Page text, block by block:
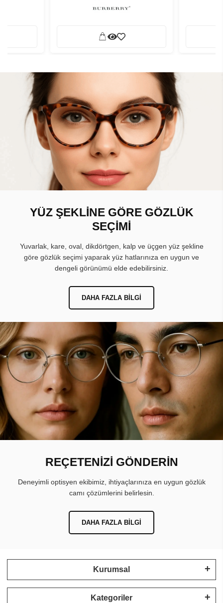
YÜZ ŞEKLİNE GÖRE GÖZLÜK
SEÇİMİ
Yuvarlak, kare, oval, dikdörtgen, kalp ve üçgen yüz şekline
göre gözlük seçimi yaparak yüz hatlarınıza en uygun ve
dengeli görünümü elde edebilirsiniz.
DAHA FAZLA BILGI
REÇETENİZİ GÖNDERİN
Deneyimli optisyen ekibimiz, ihtiyaçlarınıza en uygun gözlük
camı çözümlerini belirlesin.
DAHA FAZLA BILGI
Kurumsal
Kategoriler